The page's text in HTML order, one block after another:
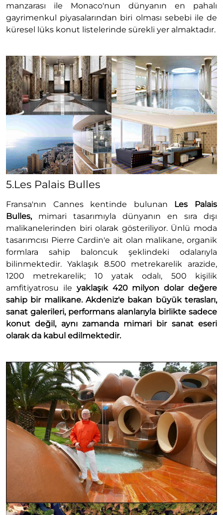
manzarası ile Monaco'nun dünyanın en pahalı
gayrimenkul piyasalarından biri olması sebebi ile de
küresel lüks konut listelerinde sürekli yer almaktadır.
5.Les Palais Bulles
Fransa'nın Cannes kentinde bulunan Les Palais
Bulles,mimari tasarımıyla dünyanın en sıra dışı
malikanelerinden biri olarak gösteriliyor. Ünlü moda
tasarımcısı Pierre Cardin'e ait olan malikane, organik
formlara sahip baloncuk şeklindeki odalarıyla
bilinmektedir. Yaklaşık 8.500 metrekarelik arazide,
1200 metrekarelik; 10 yatak odalı, 500 kişilik
amfitiyatrosu ile yaklaşık 420 milyon dolar değere
sahip bir malikane. Akdeniz'e bakan büyük terasları,
sanat galerileri, performans alanlarıyla birlikte sadece
konut değil, aynı zamanda mimari bir sanat eseri
olarak da kabul edilmektedir.